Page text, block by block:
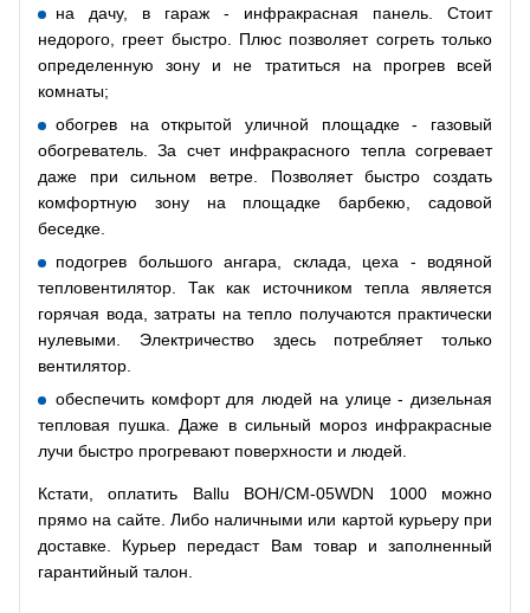
на дачу, в гараж - инфракрасная панель. Стоит
недорого, греет быстро. Плюс позволяет согреть только
определенную зону и не тратиться на прогрев всей
комнаты;
обогрев на открытой уличной площадке - газовый
обогреватель. За счет инфракрасного тепла согревает
даже при сильном ветре. Позволяет быстро создать
комфортную зону на площадке барбекю, садовой
беседке.
подогрев большого ангара, склада, цеха - водяной
тепловентилятор. Так как источником тепла является
горячая вода, затраты на тепло получаются практически
нулевыми. Электричество здесь потребляет только
вентилятор.
обеспечить комфорт для людей на улице - дизельная
тепловая пушка. Даже в сильный мороз инфракрасные
лучи быстро прогревают поверхности и людей.
Кстати, оплатить Ballu BOH/CM-05WDN 1000 можно
прямо на сайте. Либо наличными или картой курьеру при
доставке. Курьер передаст Вам товар и заполненный
гарантийный талон.